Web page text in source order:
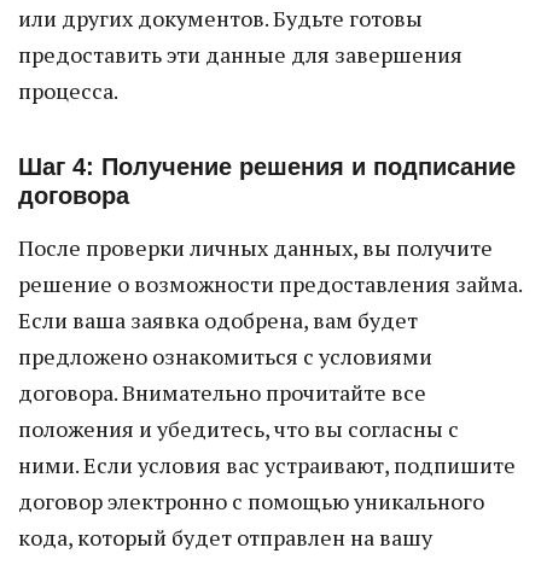
или других документов. Будьте готовы
предоставить эти данные для завершения
процесса.
Шаг 4: Получение решения и подписание
договора
После проверки личных данных, вы получите
решение о возможности предоставления займа.
Если ваша заявка одобрена, вам будет
предложено ознакомиться с условиями
договора. Внимательно прочитайте все
положения и убедитесь, что вы согласны с
ними. Если условия вас устраивают, подпишите
договор электронно с помощью уникального
кода, который будет отправлен на вашу